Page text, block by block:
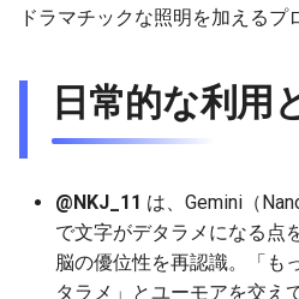
2025-12-11
2025-12-08
2025-12-07
ドラマチックな照明を加えるプ
日常的な利用
@NKJ_11 は、Gemini（
で文字がデタラメになる点
脳の優位性を再認識。「も
タラメ」とユーモアを交え